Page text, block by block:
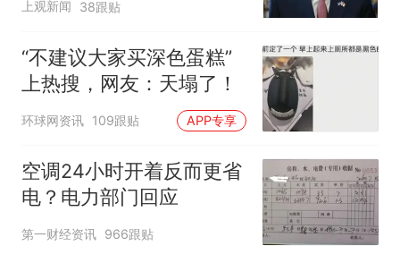
上观新闻 38跟贴
“不建议大家买深色蛋糕”
上热搜，网友：天塌了！
环球网资讯 109跟贴 APP专享
空调24小时开着反而更省
电？电力部门回应
第一财经资讯 966跟贴